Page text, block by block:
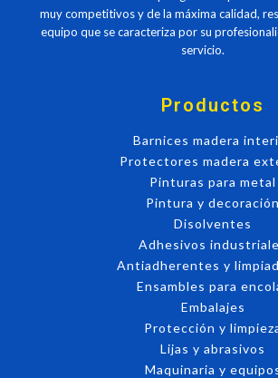
muy competitivos y de la máxima calidad,
equipo que se caracteriza por su
servicio.
Productos
Barnices madera
Protectores madera
Pinturas para metal
Pintura y decoración
Disolventes
Adhesivos
Antiadherentes y
Ensambles para
Embalajes
Protección y
Lijas y abrasivos
Maquinaria y